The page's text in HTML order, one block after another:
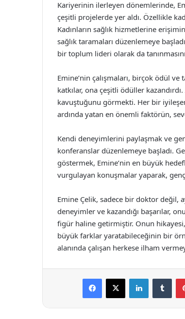
Kariyerinin ilerleyen dönemlerinde,
çeşitli projelerde yer aldı. Özellikle
Kadınların sağlık hizmetlerine
sağlık taramaları düzenlemeye
bir toplum lideri olarak da
Emine’nin çalışmaları, birçok ödül ve
katkılar, ona çeşitli ödüller
kavuştuğunu görmekti. Her bir
ardında yatan en önemli faktörün,
Kendi deneyimlerini paylaşmak ve
konferanslar düzenlemeye başladı.
göstermek, Emine’nin en büyük
vurgulayan konuşmalar yaparak,
Emine Çelik, sadece bir doktor değil,
deneyimler ve kazandığı başarılar,
figür haline getirmiştir. Onun hikayesi,
büyük farklar yaratabileceğinin bir
alanında çalışan herkese ilham
Facebook
X LinkedIn